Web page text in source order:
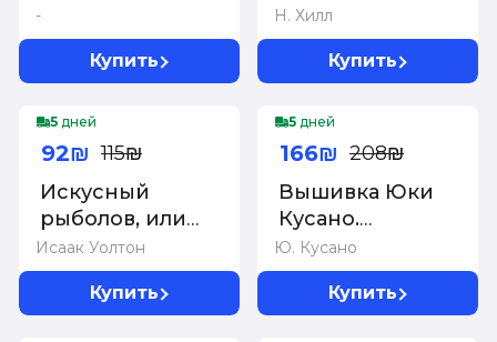
-&quot;Рождественская
карамель&quot;
Купить
Н. Хилл
действий.
Ежедневник.
Хилл Н.Купить
-20%
5 дней
Исаак Уолтон
Искусный
рыболов, или
Досуг
созерцателя
92₪ 115₪
Купить
-20%
5 дней
Ю. Кусано
Вышивка Юки
Кусано.
Нежные
анималистические
картины
166₪ 208₪
Купить